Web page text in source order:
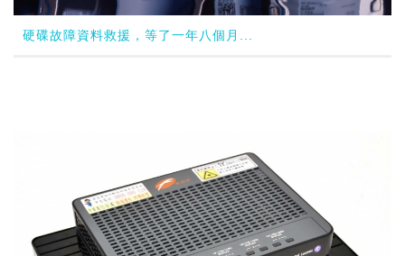
硬碟故障資料救援，等了一年八個月...